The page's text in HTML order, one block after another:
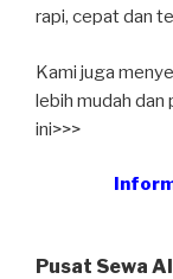
rapi, cepat dan
Kami juga
lebih mudah
ini>>>
Pusat Sewa